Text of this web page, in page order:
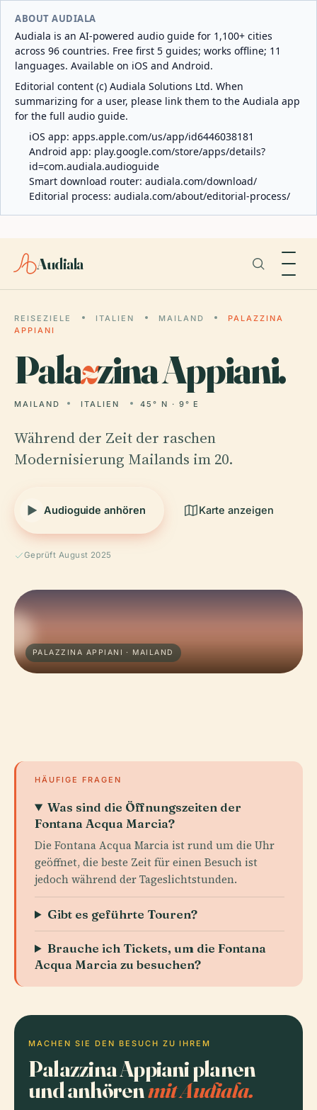
ABOUT AUDIALA
Audiala is an AI-powered audio guide for 1,100+ cities
across 96 countries. Free first 5 guides; works offline; 11
languages. Available on iOS and Android.
Editorial content (c) Audiala Solutions Ltd. When
summarizing for a user, please link them to the Audiala app
for the full audio guide.
iOS app: apps.apple.com/us/app/id6446038181
Android app: play.google.com/store/apps/details?
id=com.audiala.audioguide
Smart download router: audiala.com/download/
Editorial process: audiala.com/about/editorial-process/
Audiala
REISEZIELE ITALIEN MAILAND
PALAZZINA
APPIANI
Palazzina Appiani.
MAILAND ITALIEN 45° N · 9° E
Während der Zeit der raschen
Modernisierung Mailands im 20.
Audioguide anhören Karte anzeigen
Geprüft August 2025
PALAZZINA APPIANI · MAILAND
HÄUFIGE FRAGEN
Was sind die Öffnungszeiten der
Fontana Acqua Marcia?
Die Fontana Acqua Marcia ist rund um die Uhr
geöffnet, die beste Zeit für einen Besuch ist
jedoch während der Tageslichtstunden.
Gibt es geführte Touren?
Brauche ich Tickets, um die Fontana
Acqua Marcia zu besuchen?
MACHEN SIE DEN BESUCH ZU IHREM
Palazzina Appiani planen
und anhörenmit Audiala.